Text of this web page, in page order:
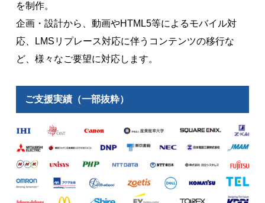
を制作。
企画・設計から、動画やHTML5等によるモバイル対
応、LMSリプレース対応に伴うコンテンツの移行な
ど、様々なご要望に対応します。
ご支援実績（一部抜粋）